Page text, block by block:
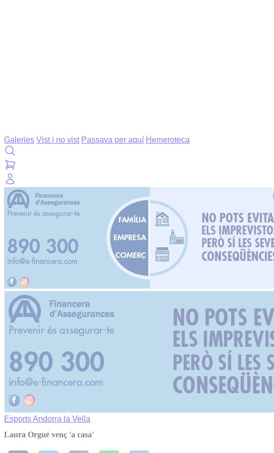
Galeries Vist i no vist Passava per aquí Hemeroteca
EsportsAndorra la Vella
Laura Orgué venç 'a casa'